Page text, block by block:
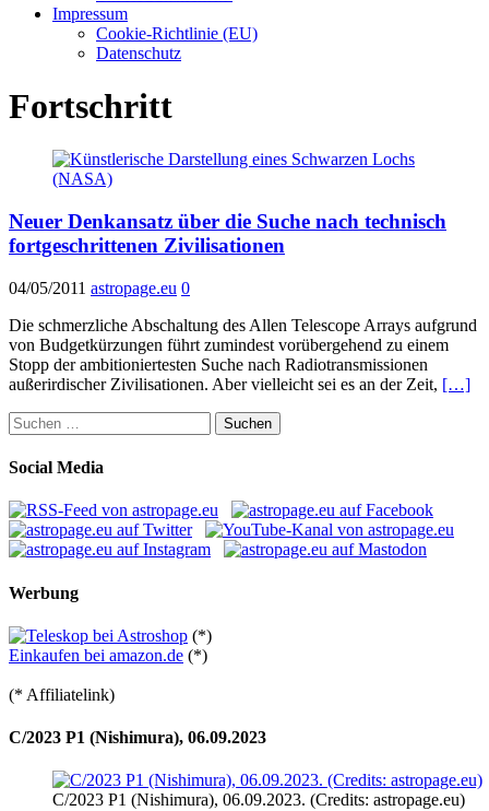
Impressum
Cookie-Richtlinie (EU)
Datenschutz
Fortschritt
Neuer Denkansatz über die Suche nach technisch
fortgeschrittenen Zivilisationen
04/05/2011 astropage.eu 0
Die schmerzliche Abschaltung des Allen Telescope Arrays aufgrund
von Budgetkürzungen führt zumindest vorübergehend zu einem
Stopp der ambitioniertesten Suche nach Radiotransmissionen
außerirdischer Zivilisationen. Aber vielleicht sei es an der Zeit, […]
Suchen
nach:
Social Media
Werbung
(*)
Einkaufen bei amazon.de (*)
(* Affiliatelink)
C/2023 P1 (Nishimura), 06.09.2023
C/2023 P1 (Nishimura), 06.09.2023. (Credits: astropage.eu)